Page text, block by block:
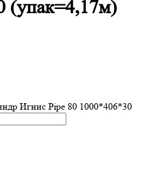
(упак=4,17м)
Игнис Pipe 80 1000*406*30